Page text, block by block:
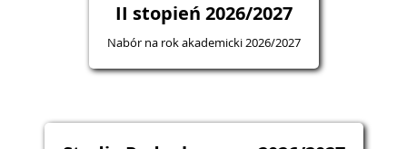
II stopień 2026/2027
Nabór na rok akademicki 2026/2027